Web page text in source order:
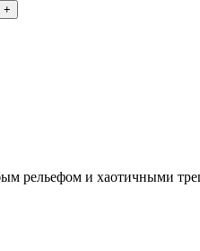
+
рельефом и хаотичными